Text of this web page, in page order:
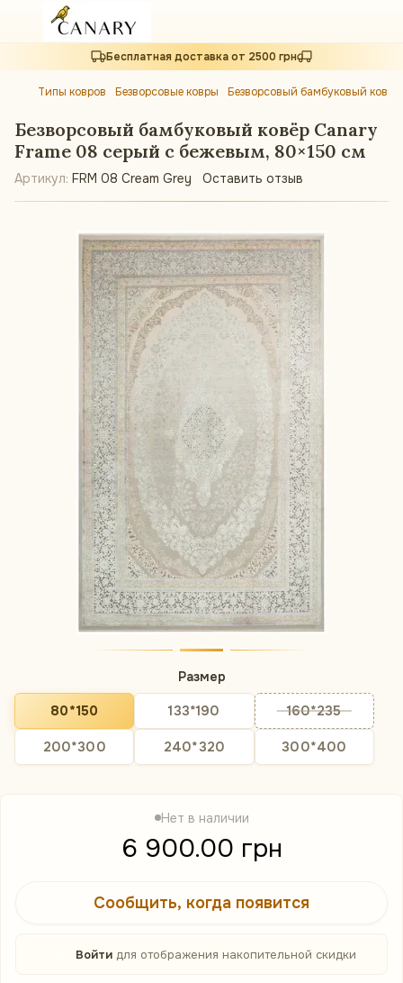
Бесплатная доставка от 2500 грн
Типы ковров Безворсовые ковры Безворсовый бамбуковый
Безворсовый бамбуковый ковёр Canary
Frame 08 серый с бежевым, 80×150 см
Артикул: FRM 08 Cream Grey Оставить отзыв
Размер
80*150 133*190
160*235
200*300
240*320 300*400
Нет в наличии
6 900.00 грн
Сообщить, когда появится
Войти для отображения накопительной скидки